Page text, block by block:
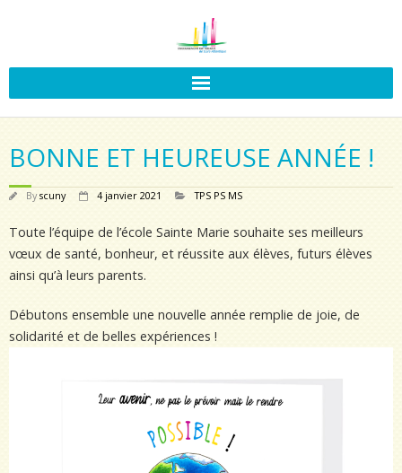
BONNE ET HEUREUSE ANNÉE !
Byscuny 4 janvier 2021 TPS PS MS
Toute l’équipe de l’école Sainte Marie souhaite ses meilleurs
vœux de santé, bonheur, et réussite aux élèves, futurs élèves
ainsi qu’à leurs parents.
Débutons ensemble une nouvelle année remplie de joie, de
solidarité et de belles expériences !